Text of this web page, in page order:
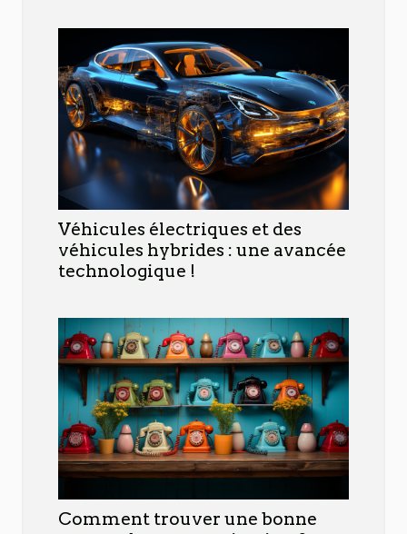
Véhicules électriques et des
véhicules hybrides : une avancée
technologique !
Comment trouver une bonne